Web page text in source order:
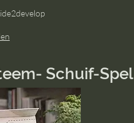
Schuif-Spel